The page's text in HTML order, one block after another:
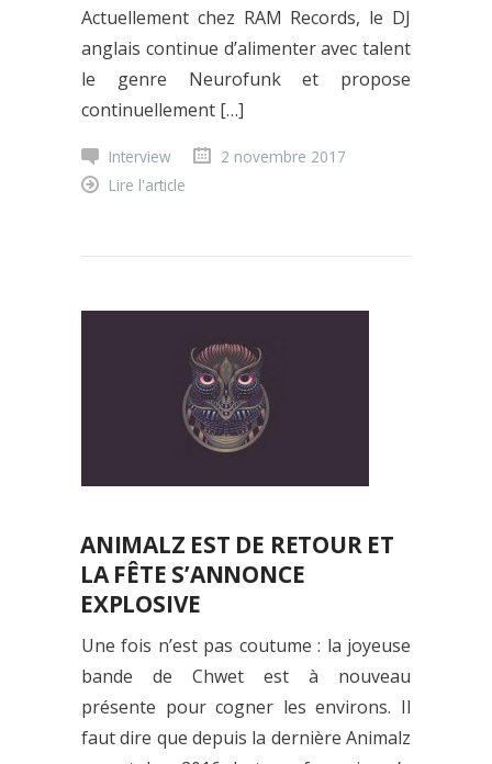
Actuellement chez RAM Records, le DJ
anglais continue d’alimenter avec talent
le genre Neurofunk et propose
continuellement […]
Interview
2 novembre 2017
Lire l'article
ANIMALZ EST DE RETOUR ET
LA FÊTE S’ANNONCE
EXPLOSIVE
Une fois n’est pas coutume : la joyeuse
bande de Chwet est à nouveau
présente pour cogner les environs. Il
faut dire que depuis la dernière Animalz